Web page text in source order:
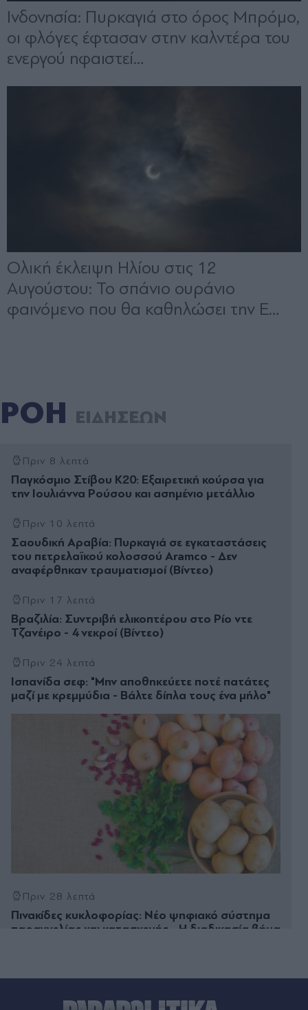
ΡΟΗ ΕΙΔΗΣΕΩΝ
Πριν 8 λεπτά
Παγκόσμιο Στίβου Κ20: Εξαιρετική κούρσα για
την Ιουλιάννα Ρούσου και ασημένιο μετάλλιο
Πριν 10 λεπτά
Σαουδική Αραβία: Πυρκαγιά σε εγκαταστάσεις
του πετρελαϊκού κολοσσού Aramco - Δεν
αναφέρθηκαν τραυματισμοί (Βίντεο)
Πριν 17 λεπτά
Βραζιλία: Συντριβή ελικοπτέρου στο Ρίο ντε
Τζανέιρο - 4 νεκροί (Βίντεο)
Πριν 24 λεπτά
Ισπανίδα σεφ: "Μην αποθηκεύετε ποτέ πατάτες
μαζί με κρεμμύδια - Βάλτε δίπλα τους ένα μήλο"
Πριν 28 λεπτά
Πινακίδες κυκλοφορίας: Νέο ψηφιακό σύστημα
παραγγελίας και κατασκευής - Η διαδικασία βήμα
φλόγες έφτασαν στην καλντέρα του ενεργού